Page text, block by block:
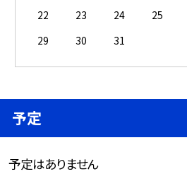
22
23 24 25
29
30 31
予定
予定はありません